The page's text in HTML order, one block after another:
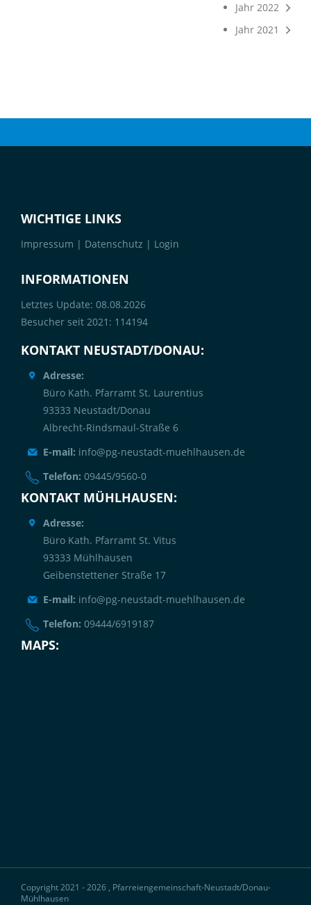
Jahr 2022
Jahr 2021
WICHTIGE LINKS
Impressum | Datenschutz | Login
INFORMATIONEN
Letztes Update: 08.08.2026
Besucher seit 2021: 114194
KONTAKT NEUSTADT/DONAU:
Adresse:
Büro Kath. Pfarramt St. Laurentius
93333 Neustadt/Donau
Albrecht-Rindsmaul-Straße 6
E-mail: info@pg-neustadt-muehlhausen.de
Telefon: 09445/9560-0
KONTAKT MÜHLHAUSEN:
Adresse:
Büro Kath. Pfarramt St. Vitus
93333 Mühlhausen
Geibenstettener Straße 17
E-mail: info@pg-neustadt-muehlhausen.de
Telefon: 09444/6919187
MAPS:
Copyright 2021 - 2026 , Pfarreiengemeinschaft-Neustadt/Donau-
Mühlhausen